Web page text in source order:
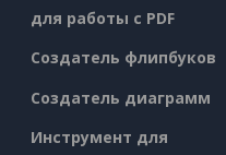
для работы с PDF
Создатель флипбуков
Создатель диаграмм
Инструмент для